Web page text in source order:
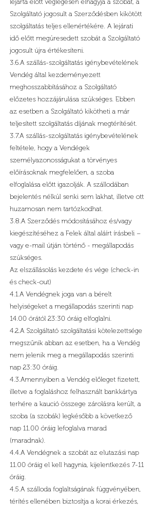
lejárta előtt véglegesen elhagyja a szobát, a
Szolgáltató jogosult a Szerződésben kikötött
szolgáltatás teljes ellenértékére. A lejárati
idő előtt megüresedett szobát a Szolgáltató
jogosult újra értékesíteni.
3.6.A szállás-szolgáltatás igénybevételének
Vendég által kezdeményezett
meghosszabbításához a Szolgáltató
előzetes hozzájárulása szükséges. Ebben
az esetben a Szolgáltató kikötheti a már
teljesített szolgáltatás díjának megtérítését.
3.7.A szállás-szolgáltatás igénybevételének
feltétele, hogy a Vendégek
személyazonosságukat a törvényes
előírásoknak megfelelően, a szoba
elfoglalása előtt igazolják. A szállodában
bejelentés nélkül senki sem lakhat, illetve ott
huzamosan nem tartózkodhat.
3.8.A Szerződés módosításához és/vagy
kiegészítéséhez a Felek által aláírt írásbeli –
vagy e-mail útján történő - megállapodás
szükséges.
Az elszállásolás kezdete és vége (check-in
és check-out)
4.1.A Vendégnek joga van a bérelt
helyiségeket a megállapodás szerinti nap
14.00 órától 23:30 óráig elfoglalni.
4.2.A Szolgáltató szolgáltatási kötelezettsége
megszűnik abban az esetben, ha a Vendég
nem jelenik meg a megállapodás szerinti
nap 23:30 óráig.
4.3.Amennyiben a Vendég előleget fizetett,
illetve a foglaláshoz felhasznált bankkártya
terhére a kaució összege zárolásra került, a
szoba (a szobák) legkésőbb a következő
nap 11.00 óráig lefoglalva marad
(maradnak).
4.4.A Vendégnek a szobát az elutazási nap
11.00 óráig el kell hagynia, kijelentkezés 7-11
óráig.
4.5.A szálloda foglaltságának függvényében,
térítés ellenében biztosítja a korai érkezés,